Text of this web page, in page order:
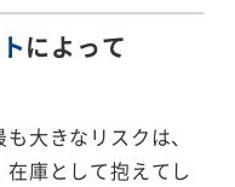
によって
大きなリスクは、
庫として抱えてし